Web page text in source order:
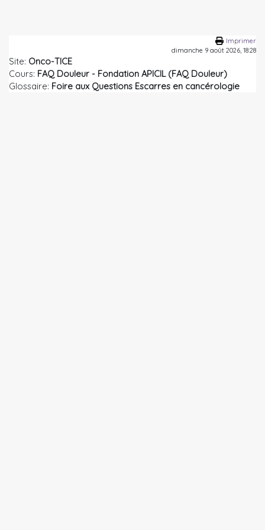
Imprimer
dimanche 9 août 2026, 18:28
Site: Onco-TICE
Cours: FAQ Douleur - Fondation APICIL (FAQ Douleur)
Glossaire: Foire aux Questions Escarres en cancérologie